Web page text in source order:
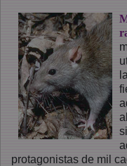
protagonistas de mil